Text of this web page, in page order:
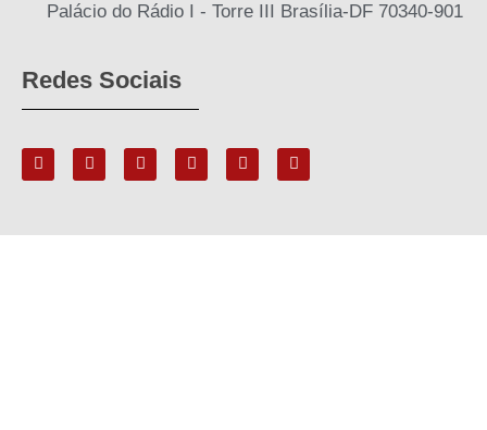
Palácio do Rádio I - Torre III Brasília-DF 70340-901
Redes Sociais